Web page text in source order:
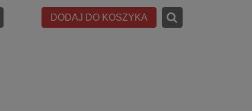
DODAJ DO KOSZYKA